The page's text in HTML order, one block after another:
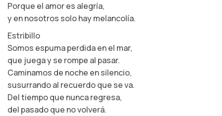
Porque el amor es alegría,
y en nosotros solo hay melancolía.
Estribillo
Somos espuma perdida en el mar,
que juega y se rompe al pasar.
Caminamos de noche en silencio,
susurrando al recuerdo que se va.
Del tiempo que nunca regresa,
del pasado que no volverá.